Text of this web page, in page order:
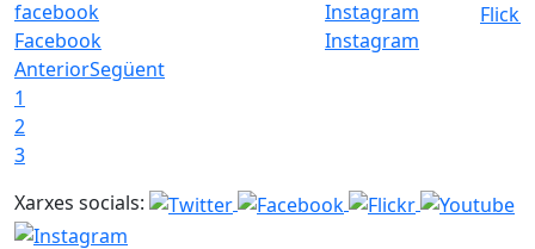
Facebook Instagram
Flickr
AnteriorSegüent
1
2
3
Xarxes socials: